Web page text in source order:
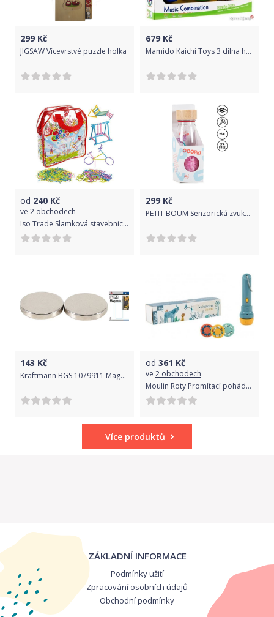
299 Kč
JIGSAW Vícevrstvé puzzle holka
679 Kč
Mamido Kaichi Toys 3 dílna hrací sada- volant, mobil, klíče modrá
od 240 Kč
ve 2 obchodech
Iso Trade Slamková stavebnice | 1000 ks
299 Kč
PETIT BOUM Senzorická zvuková lahev Mořská víla - 250ml
143 Kč
Kraftmann BGS 1079911 Magnety pr. 18 mm Kraftmann extra silné. Sada 2 dílů
od 361 Kč
ve 2 obchodech
Moulin Roty Promítací pohádky Zvířátka pod baobabem
Více produktů
ZÁKLADNÍ INFORMACE
Podmínky užití
Zpracování osobních údajů
Obchodní podmínky